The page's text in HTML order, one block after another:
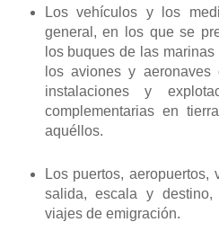
Los vehículos y los
general, en los que se
los buques de las
los aviones y
instalaciones y
complementarias en
aquéllos.
Los puertos,
salida, escala y
viajes de emigración.